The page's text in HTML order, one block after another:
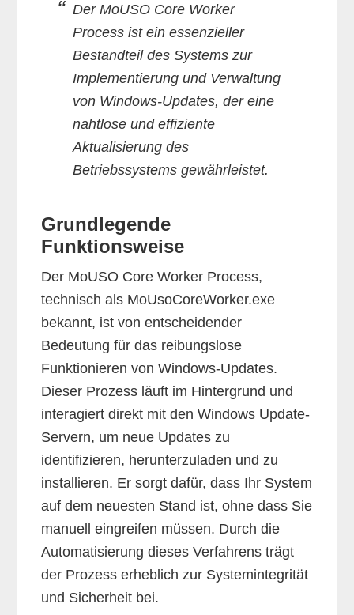
Der MoUSO Core Worker
Process ist ein essenzieller
Bestandteil des Systems zur
Implementierung und Verwaltung
von Windows-Updates, der eine
nahtlose und effiziente
Aktualisierung des
Betriebssystems gewährleistet.
Grundlegende
Funktionsweise
Der MoUSO Core Worker Process,
technisch als MoUsoCoreWorker.exe
bekannt, ist von entscheidender
Bedeutung für das reibungslose
Funktionieren von Windows-Updates.
Dieser Prozess läuft im Hintergrund und
interagiert direkt mit den Windows Update-
Servern, um neue Updates zu
identifizieren, herunterzuladen und zu
installieren. Er sorgt dafür, dass Ihr System
auf dem neuesten Stand ist, ohne dass Sie
manuell eingreifen müssen. Durch die
Automatisierung dieses Verfahrens trägt
der Prozess erheblich zur Systemintegrität
und Sicherheit bei.